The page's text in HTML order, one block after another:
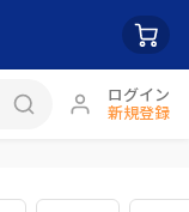
ログイン
新規登録